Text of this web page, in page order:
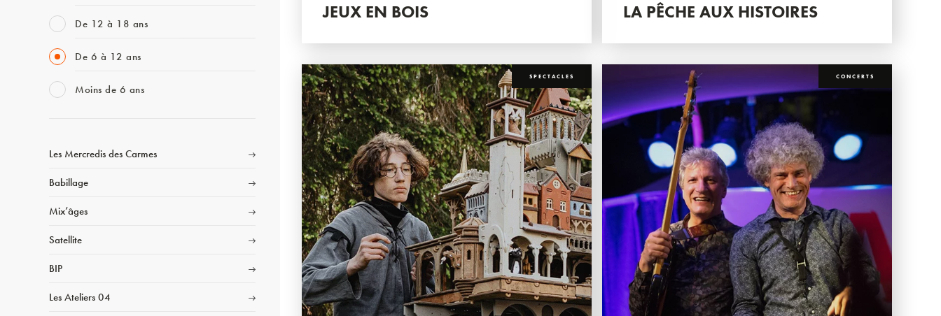
De 12 à 18 ans
De 6 à 12 ans
Moins de 6 ans
Les Mercredis des Carmes
Babillage
Mix’âges
Satellite
BIP
Les Ateliers 04
JEUX EN BOIS LA PÊCHE AUX HISTOIRES
SPECTACLES CONCERTS